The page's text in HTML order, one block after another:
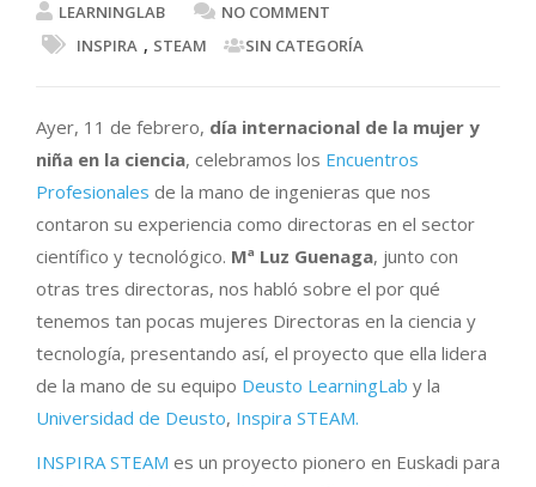
LEARNINGLAB
NO COMMENT
INSPIRA , STEAM SIN CATEGORÍA
Ayer, 11 de febrero, día internacional de la mujer y
niña en la ciencia, celebramos los Encuentros
Profesionales de la mano de ingenieras que nos
contaron su experiencia como directoras en el sector
científico y tecnológico. Mª Luz Guenaga, junto con
otras tres directoras, nos habló sobre el por qué
tenemos tan pocas mujeres Directoras en la ciencia y
tecnología, presentando así, el proyecto que ella lidera
de la mano de su equipo Deusto LearningLab y la
Universidad de Deusto, Inspira STEAM.
INSPIRA STEAM es un proyecto pionero en Euskadi para